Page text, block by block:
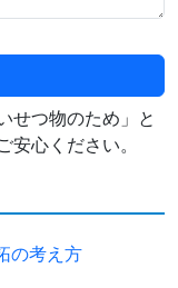
せつ物のため」と
安心ください。
の考え方